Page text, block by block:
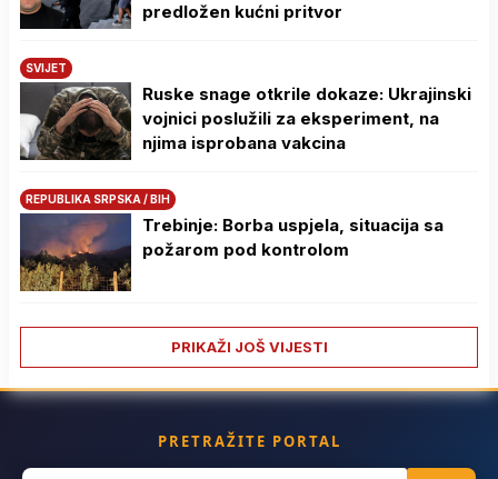
predložen kućni pritvor
SVIJET
Ruske snage otkrile dokaze: Ukrajinski
vojnici poslužili za eksperiment, na
njima isprobana vakcina
REPUBLIKA SRPSKA / BIH
Trebinje: Borba uspjela, situacija sa
požarom pod kontrolom
PRIKAŽI JOŠ VIJESTI
PRETRAŽITE PORTAL